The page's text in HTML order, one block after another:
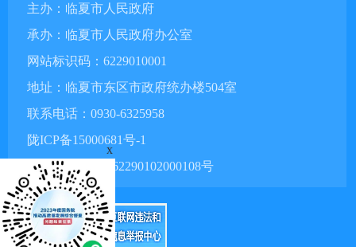
主办：临夏市人民政府
承办：临夏市人民政府办公室
网站标识码：6229010001
地址：临夏市东区市政府统办楼504室
联系电话：0930-6325958
陇ICP备15000681号-1
甘公网安备 62290102000108号
x